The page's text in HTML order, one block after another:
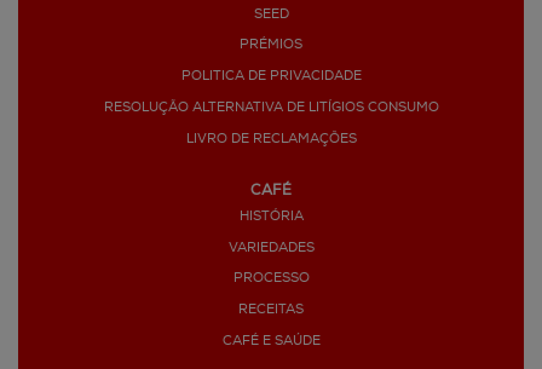
SEED
PRÉMIOS
POLITICA DE PRIVACIDADE
RESOLUÇÃO ALTERNATIVA DE LITÍGIOS CONSUMO
LIVRO DE RECLAMAÇÕES
CAFÉ
HISTÓRIA
VARIEDADES
PROCESSO
RECEITAS
CAFÉ E SAÚDE